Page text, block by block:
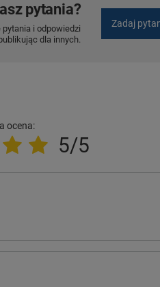
pytania?
i odpowiedzi
dla innych.
Zadaj
ocena:
5/5